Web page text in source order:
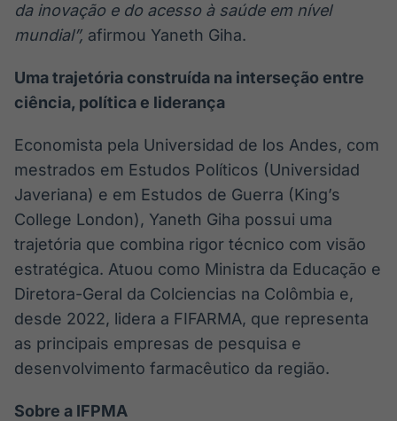
da inovação e do acesso à saúde em nível
mundial”, afirmou Yaneth Giha.
Uma trajetória construída na interseção entre
ciência, política e liderança
Economista pela Universidad de los Andes, com
mestrados em Estudos Políticos (Universidad
Javeriana) e em Estudos de Guerra (King’s
College London), Yaneth Giha possui uma
trajetória que combina rigor técnico com visão
estratégica. Atuou como Ministra da Educação e
Diretora-Geral da Colciencias na Colômbia e,
desde 2022, lidera a FIFARMA, que representa
as principais empresas de pesquisa e
desenvolvimento farmacêutico da região.
Sobre a IFPMA